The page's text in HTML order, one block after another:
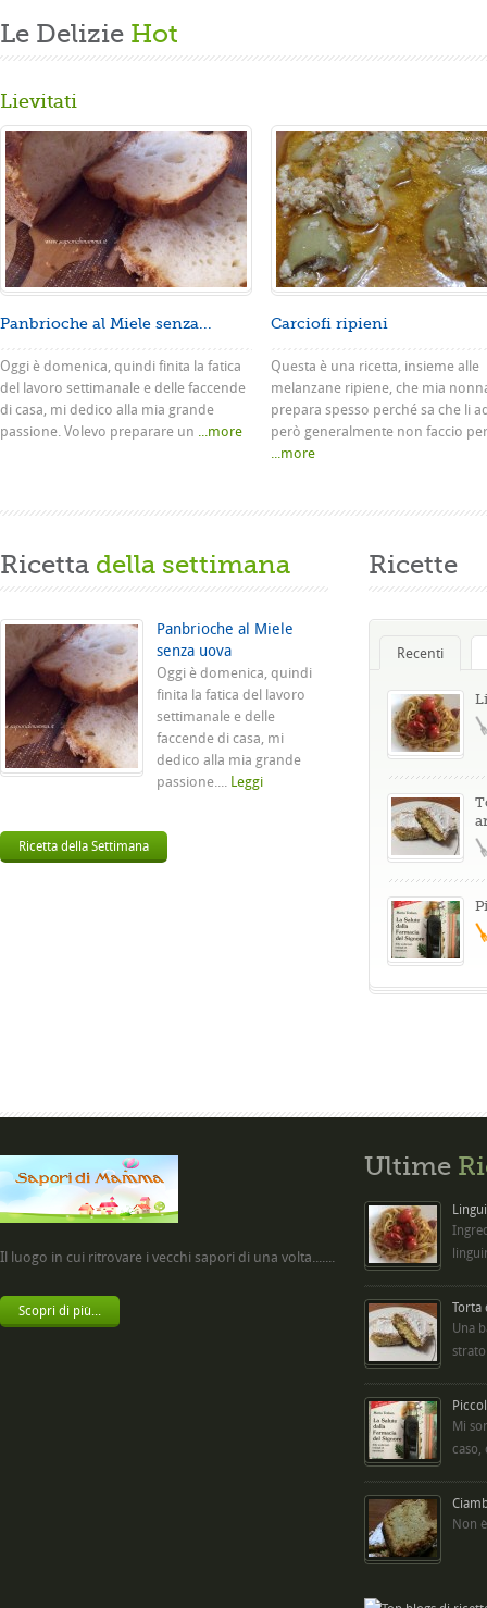
Le Delizie Hot
Lievitati
Panbrioche al Miele senza...
Oggi è domenica, quindi finita la fatica
del lavoro settimanale e delle faccende
di casa, mi dedico alla mia grande
passione. Volevo preparare un ...more
Carciofi ripieni
Questa è una ricetta, insieme alle
melanzane ripiene, che mia
prepara spesso perché sa che li
però generalmente non faccio
...more
Ricetta della settimana
Panbrioche al Miele
senza uova
Oggi è domenica, quindi
finita la fatica del lavoro
settimanale e delle
faccende di casa, mi
dedico alla mia grande
passione.... Leggi
Ricetta della Settimana
Ricette
Recenti
Il luogo in cui ritrovare i vecchi sapori di una volta.......
Scopri di più...
Ultime
Torta
Una
Mi
caso,
Non